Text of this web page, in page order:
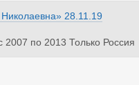
28.11.19
по 2013 Только Россия